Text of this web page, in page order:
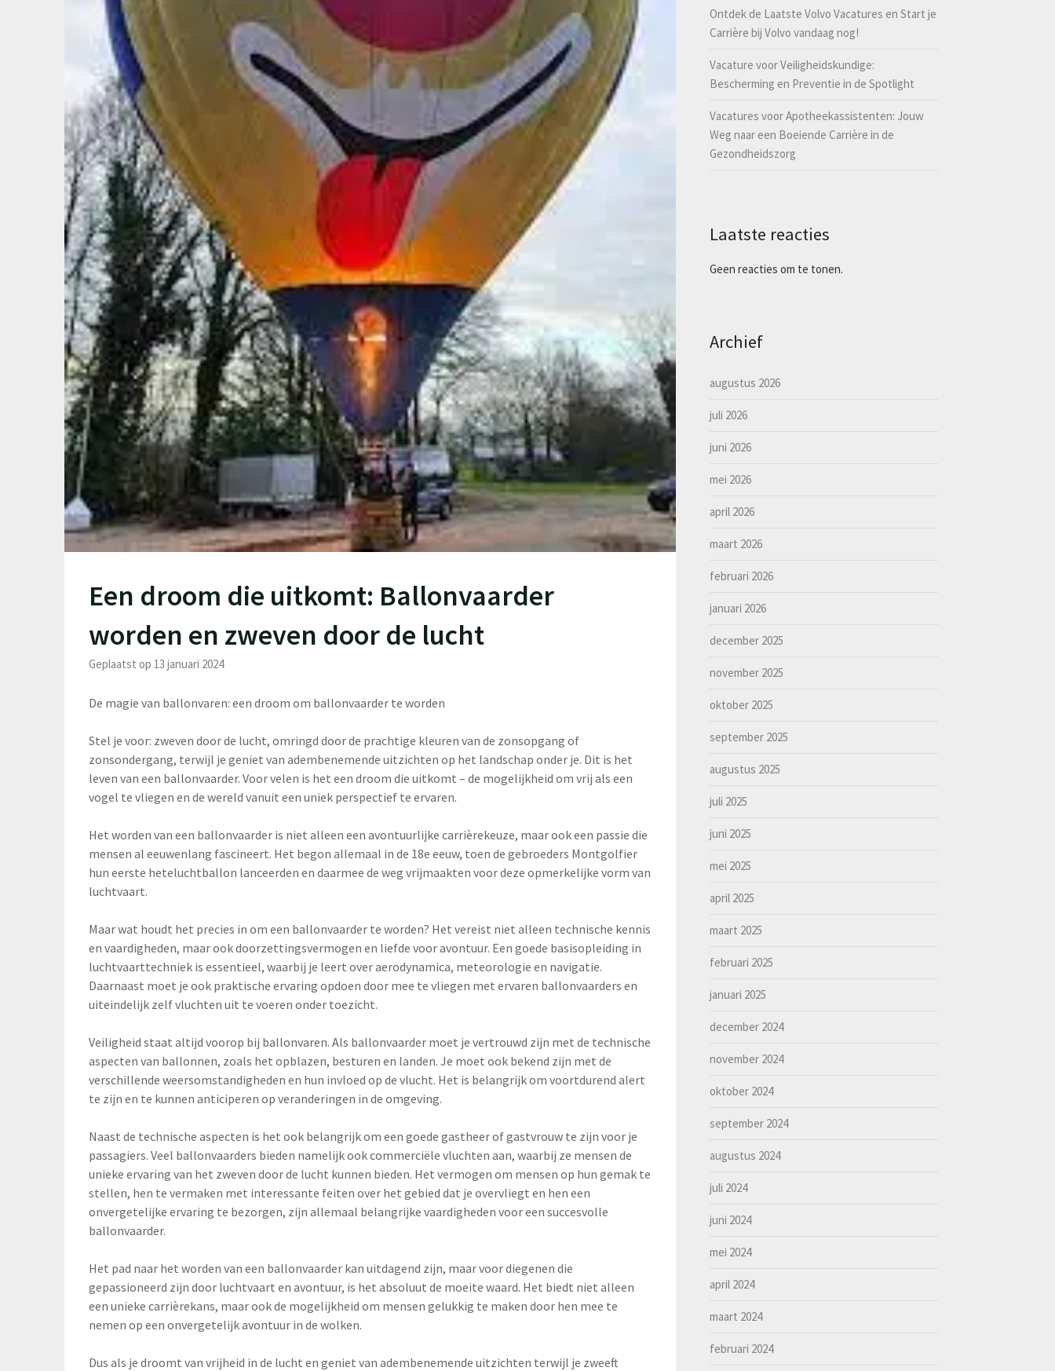
Een droom die uitkomt: Ballonvaarder
worden en zweven door de lucht
Geplaatst op 13 januari 2024
De magie van ballonvaren: een droom om ballonvaarder te worden
Stel je voor: zweven door de lucht, omringd door de prachtige kleuren van de zonsopgang of
zonsondergang, terwijl je geniet van adembenemende uitzichten op het landschap onder je. Dit is het
leven van een ballonvaarder. Voor velen is het een droom die uitkomt – de mogelijkheid om vrij als een
vogel te vliegen en de wereld vanuit een uniek perspectief te ervaren.
Het worden van een ballonvaarder is niet alleen een avontuurlijke carrièrekeuze, maar ook een passie die
mensen al eeuwenlang fascineert. Het begon allemaal in de 18e eeuw, toen de gebroeders Montgolfier
hun eerste heteluchtballon lanceerden en daarmee de weg vrijmaakten voor deze opmerkelijke vorm van
luchtvaart.
Maar wat houdt het precies in om een ballonvaarder te worden? Het vereist niet alleen technische kennis
en vaardigheden, maar ook doorzettingsvermogen en liefde voor avontuur. Een goede basisopleiding in
luchtvaarttechniek is essentieel, waarbij je leert over aerodynamica, meteorologie en navigatie.
Daarnaast moet je ook praktische ervaring opdoen door mee te vliegen met ervaren ballonvaarders en
uiteindelijk zelf vluchten uit te voeren onder toezicht.
Veiligheid staat altijd voorop bij ballonvaren. Als ballonvaarder moet je vertrouwd zijn met de technische
aspecten van ballonnen, zoals het opblazen, besturen en landen. Je moet ook bekend zijn met de
verschillende weersomstandigheden en hun invloed op de vlucht. Het is belangrijk om voortdurend alert
te zijn en te kunnen anticiperen op veranderingen in de omgeving.
Naast de technische aspecten is het ook belangrijk om een goede gastheer of gastvrouw te zijn voor je
passagiers. Veel ballonvaarders bieden namelijk ook commerciële vluchten aan, waarbij ze mensen de
unieke ervaring van het zweven door de lucht kunnen bieden. Het vermogen om mensen op hun gemak te
stellen, hen te vermaken met interessante feiten over het gebied dat je overvliegt en hen een
onvergetelijke ervaring te bezorgen, zijn allemaal belangrijke vaardigheden voor een succesvolle
ballonvaarder.
Het pad naar het worden van een ballonvaarder kan uitdagend zijn, maar voor diegenen die
gepassioneerd zijn door luchtvaart en avontuur, is het absoluut de moeite waard. Het biedt niet alleen
een unieke carrièrekans, maar ook de mogelijkheid om mensen gelukkig te maken door hen mee te
nemen op een onvergetelijk avontuur in de wolken.
Dus als je droomt van vrijheid in de lucht en geniet van adembenemende uitzichten terwijl je zweeft
Ontdek de Laatste Volvo Vacatures en Start je
Carrière bij Volvo vandaag nog!
Vacature voor Veiligheidskundige:
Bescherming en Preventie in de Spotlight
Vacatures voor Apotheekassistenten: Jouw
Weg naar een Boeiende Carrière in de
Gezondheidszorg
Laatste reacties
Geen reacties om te tonen.
Archief
augustus 2026
juli 2026
juni 2026
mei 2026
april 2026
maart 2026
februari 2026
januari 2026
december 2025
november 2025
oktober 2025
september 2025
augustus 2025
juli 2025
juni 2025
mei 2025
april 2025
maart 2025
februari 2025
januari 2025
december 2024
november 2024
oktober 2024
september 2024
augustus 2024
juli 2024
juni 2024
mei 2024
april 2024
maart 2024
februari 2024